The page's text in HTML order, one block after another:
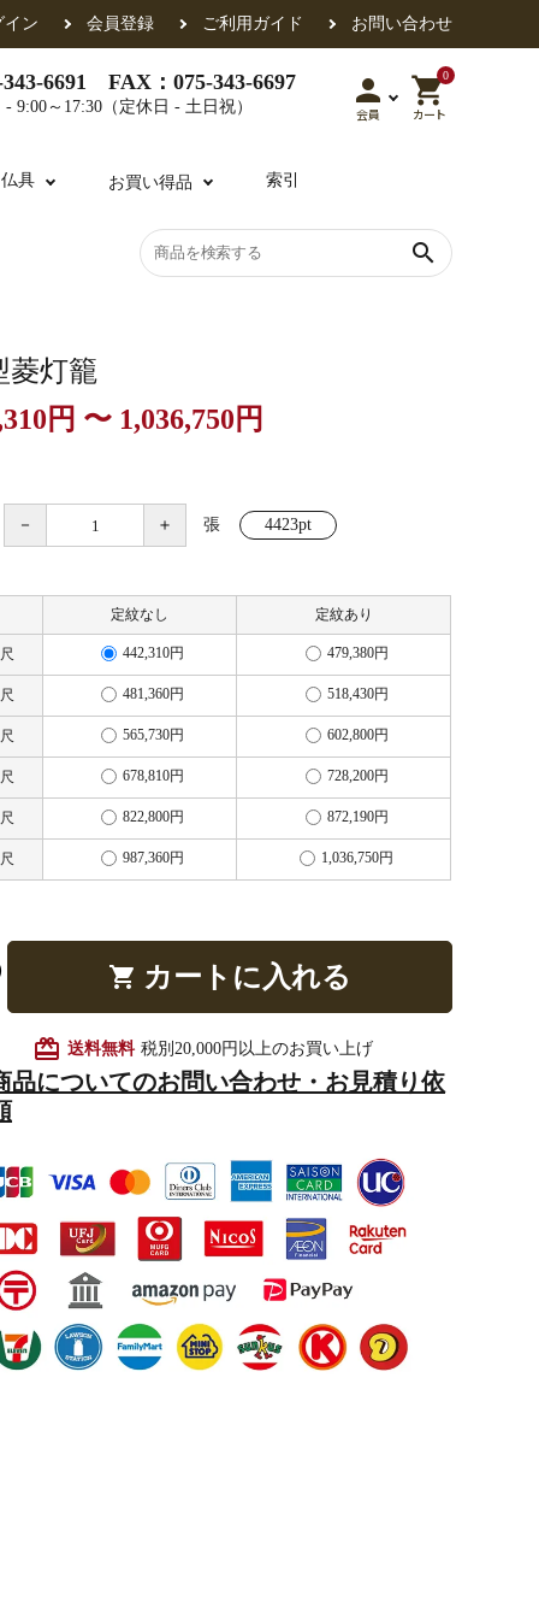
イン 会員登録 ご利用ガイド お問い合わせ
6691 FAX：075-343-6697
9:00～17:30（定休日 - 土日祝） person
会員
0
shopping_cart
カート
各派共通
得度・中仏用品
半装
仏具 讃佛歌掛図
山号額・寄進額・定紋
物
具 お買い得品 索引
search
菱灯籠
円 〜 1,036,750円
－ ＋ 張 4423pt
定紋なし 定紋あり
442,310円 479,380円
481,360円 518,430円
565,730円 602,800円
678,810円 728,200円
822,800円 872,190円
987,360円 1,036,750円
shopping_cart カートに入れる
card_giftcard 送料無料 税別20,000円以上のお買い上げ
品についてのお問い合わせ・お見積り依